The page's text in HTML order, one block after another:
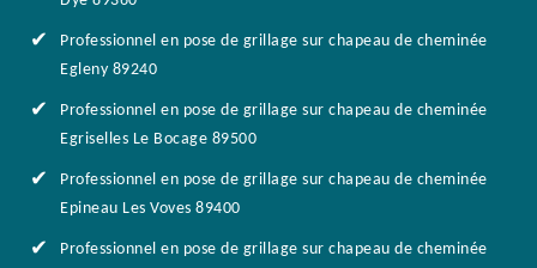
Professionnel en pose de grillage sur chapeau de cheminée
Egleny 89240
Professionnel en pose de grillage sur chapeau de cheminée
Egriselles Le Bocage 89500
Professionnel en pose de grillage sur chapeau de cheminée
Epineau Les Voves 89400
Professionnel en pose de grillage sur chapeau de cheminée